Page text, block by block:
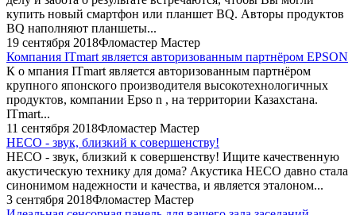
купить новый смартфон или планшет BQ. Авторы продуктов
BQ наполняют планшеты...
19 сентября 2018Фломастер Мастер
Компания ITmart является авторизованным партнёром EPSON
К о мпания ITmart является авторизованным партнёром
крупного японского производителя высокотехнологичных
продуктов, компании Epso n , на территории Казахстана.
ITmart...
11 сентября 2018Фломастер Мастер
HECO - звук, близкий к совершенству!
HECO - звук, близкий к совершенству! Ищите качественную
акустическую технику для дома? Акустика HECO давно стала
синонимом надежности и качества, и является эталоном...
3 сентября 2018Фломастер Мастер